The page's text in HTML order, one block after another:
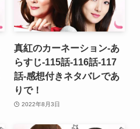
真紅のカーネーション-あ
らすじ-115話-116話-117
話-感想付きネタバレであ
りで！
2022年8月3日